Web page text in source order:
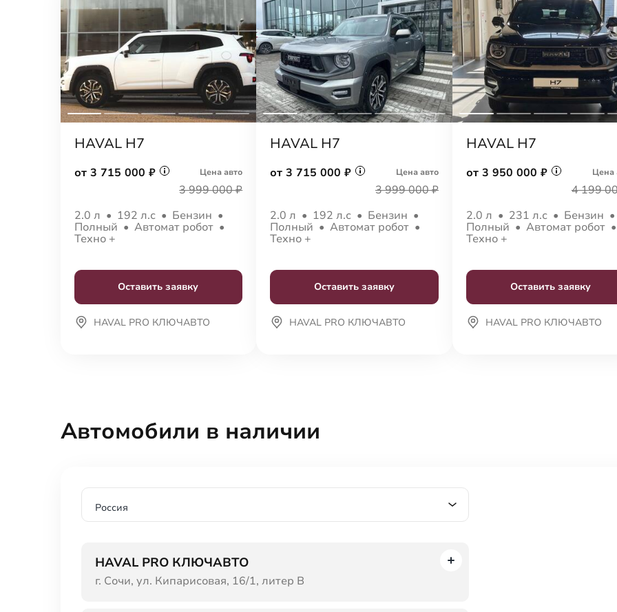
HAVAL H7
от 3 715 000 ₽ Цена авто
3 999 000 ₽
2.0 л • 192 л.с • Бензин •
Полный • Автомат робот •
Техно +
Оставить заявку
HAVAL PRO КЛЮЧАВТО
HAVAL H7
от 3 715 000 ₽ Цена авто
3 999 000 ₽
2.0 л • 192 л.с • Бензин •
Полный •Автомат робот •
Техно +
Оставить заявку
HAVAL PRO КЛЮЧАВТО
HAVAL H7
от 3 950 000 ₽ Цена
4 199
2.0 л • 231 л.с • Бензин •
Полный • Автомат робот
Техно +
Оставить заявку
HAVAL PRO КЛЮЧАВТО
Автомобили в наличии
Россия
HAVAL PRO КЛЮЧАВТО
г. Сочи, ул. Кипарисовая, 16/1, литер В